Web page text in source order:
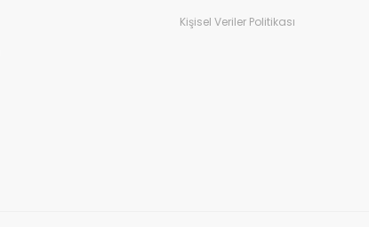
Kişisel Veriler Politikası